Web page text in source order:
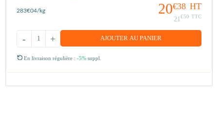
20€38 HT
21€50 TTC
283€04/kg
+
- AJOUTER AU PANIER
En livraison régulière : -5% suppl.